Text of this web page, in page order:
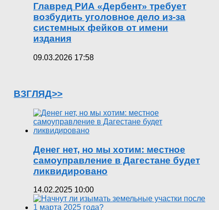
Главред РИА «Дербент» требует
возбудить уголовное дело из-за
системных фейков от имени
издания
09.03.2026 17:58
ВЗГЛЯД>>
Денег нет, но мы хотим: местное
самоуправление в Дагестане будет
ликвидировано
14.02.2025 10:00